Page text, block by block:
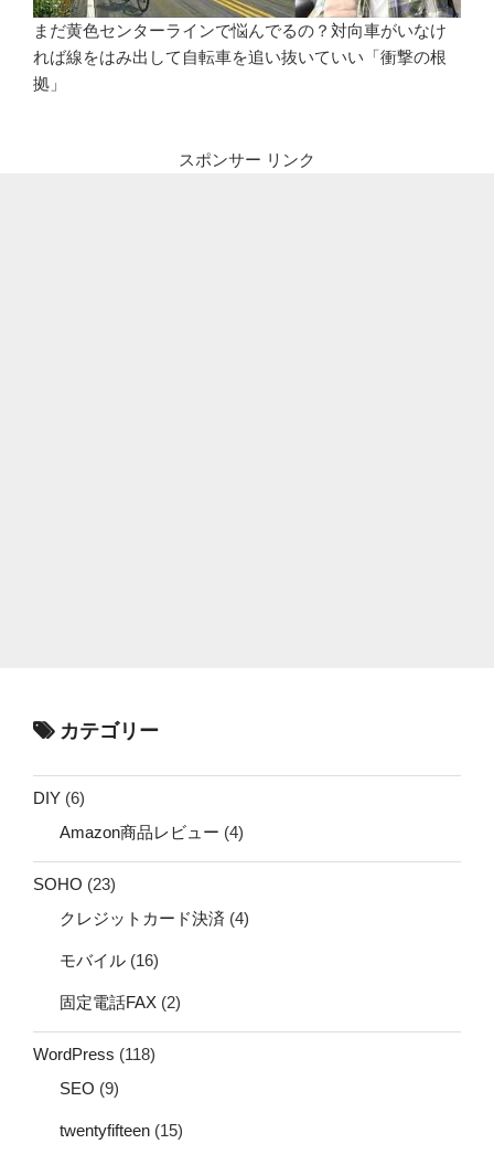
まだ黄色センターラインで悩んでるの？対向車がいなけ
れば線をはみ出して自転車を追い抜いていい「衝撃の根
拠」
スポンサー リンク
カテゴリー
DIY (6)
Amazon商品レビュー (4)
SOHO (23)
クレジットカード決済 (4)
モバイル (16)
固定電話FAX (2)
WordPress (118)
SEO (9)
twentyfifteen (15)